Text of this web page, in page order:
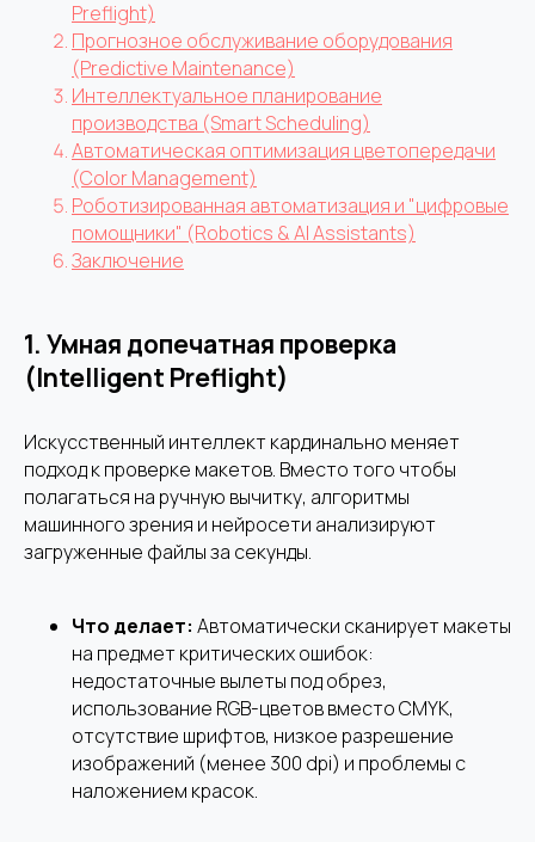
Preflight)
Прогнозное обслуживание оборудования
(Predictive Maintenance)
Интеллектуальное планирование
производства (Smart Scheduling)
Автоматическая оптимизация цветопередачи
(Color Management)
Роботизированная автоматизация и "цифровые
помощники" (Robotics & AI Assistants)
Заключение
1. Умная допечатная проверка
(Intelligent Preflight)
Искусственный интеллект кардинально меняет
подход к проверке макетов. Вместо того чтобы
полагаться на ручную вычитку, алгоритмы
машинного зрения и нейросети анализируют
загруженные файлы за секунды.
Что делает: Автоматически сканирует макеты
на предмет критических ошибок:
недостаточные вылеты под обрез,
использование RGB-цветов вместо CMYK,
отсутствие шрифтов, низкое разрешение
изображений (менее 300 dpi) и проблемы с
наложением красок.